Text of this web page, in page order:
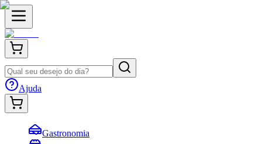
Ajuda
Gastronomia